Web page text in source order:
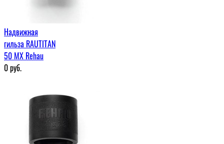
Надвижная
гильза RAUTITAN
50 МХ Rehau
0руб.